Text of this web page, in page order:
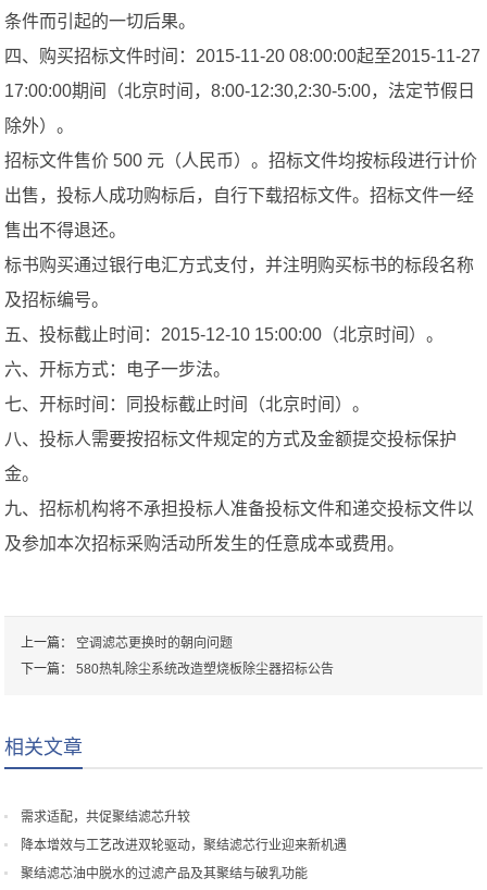
条件而引起的一切后果。
四、购买招标文件时间：2015-11-20 08:00:00起至2015-11-27
17:00:00期间（北京时间，8:00-12:30,2:30-5:00，法定节假日
除外）。
招标文件售价 500 元（人民币）。招标文件均按标段进行计价
出售，投标人成功购标后，自行下载招标文件。招标文件一经
售出不得退还。
标书购买通过银行电汇方式支付，并注明购买标书的标段名称
及招标编号。
五、投标截止时间：2015-12-10 15:00:00（北京时间）。
六、开标方式：电子一步法。
七、开标时间：同投标截止时间（北京时间）。
八、投标人需要按招标文件规定的方式及金额提交投标保护
金。
九、招标机构将不承担投标人准备投标文件和递交投标文件以
及参加本次招标采购活动所发生的任意成本或费用。
上一篇： 空调滤芯更换时的朝向问题
下一篇：580热轧除尘系统改造塑烧板除尘器招标公告
相关文章
需求适配，共促聚结滤芯升较
降本增效与工艺改进双轮驱动，聚结滤芯行业迎来新机遇
聚结滤芯油中脱水的过滤产品及其聚结与破乳功能